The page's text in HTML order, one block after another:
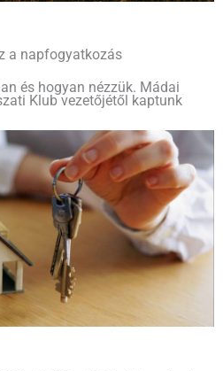
a napfogyatkozás
és hogyan nézzük. Mádai
Klub vezetőjétől kaptunk